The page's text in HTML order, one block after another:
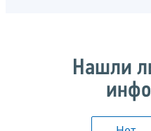
Нашли